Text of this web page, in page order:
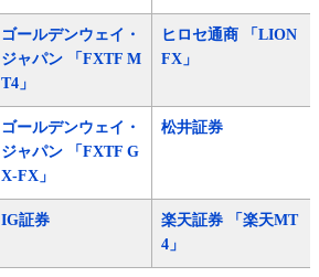
ゴールデンウェイ・
ジャパン 「FXTF M
T4」
ヒロセ通商 「LION
FX」
ゴールデンウェイ・
ジャパン 「FXTF G
X-FX」
松井証券
IG証券
楽天証券 「楽天MT
4」